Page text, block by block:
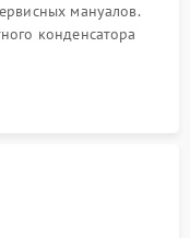
мануалов.
конденсатора
узлов от
спецсредств.